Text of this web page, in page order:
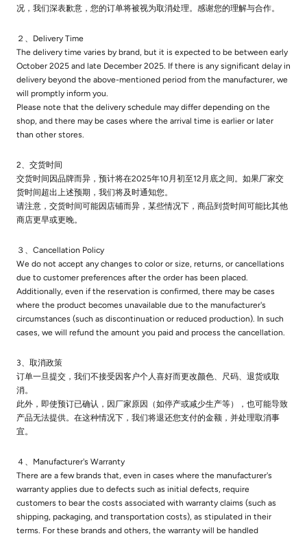
况，我们深表歉意，您的订单将被视为取消处理。感谢您的理解与合作。
２、Delivery Time
The delivery time varies by brand, but it is expected to be between early
October 2025 and late December 2025. If there is any significant delay in
delivery beyond the above-mentioned period from the manufacturer, we
will promptly inform you.
Please note that the delivery schedule may differ depending on the
shop, and there may be cases where the arrival time is earlier or later
than other stores.
2、交货时间
交货时间因品牌而异，预计将在2025年10月初至12月底之间。如果厂家交
货时间超出上述预期，我们将及时通知您。
请注意，交货时间可能因店铺而异，某些情况下，商品到货时间可能比其他
商店更早或更晚。
３、Cancellation Policy
We do not accept any changes to color or size, returns, or cancellations
due to customer preferences after the order has been placed.
Additionally, even if the reservation is confirmed, there may be cases
where the product becomes unavailable due to the manufacturer's
circumstances (such as discontinuation or reduced production). In such
cases, we will refund the amount you paid and process the cancellation.
3、取消政策
订单一旦提交，我们不接受因客户个人喜好而更改颜色、尺码、退货或取
消。
此外，即使预订已确认，因厂家原因（如停产或减少生产等），也可能导致
产品无法提供。在这种情况下，我们将退还您支付的金额，并处理取消事
宜。
４、Manufacturer's Warranty
There are a few brands that, even in cases where the manufacturer's
warranty applies due to defects such as initial defects, require
customers to bear the costs associated with warranty claims (such as
shipping, packaging, and transportation costs), as stipulated in their
terms. For these brands and others, the warranty will be handled